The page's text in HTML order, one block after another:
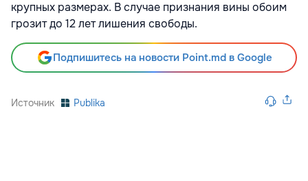
крупных размерах. В случае признания вины обоим
грозит до 12 лет лишения свободы.
Подпишитесь на новости Point.md в Google
Источник Publika